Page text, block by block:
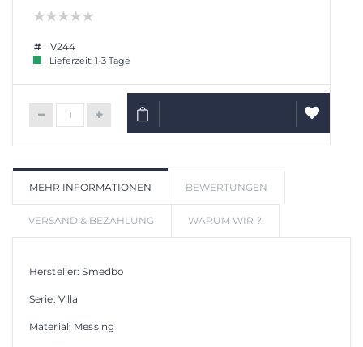
V244
Lieferzeit: 1-3 Tage
IN DEN WARENKORB
MEHR INFORMATIONEN BEWERTUNGEN
VERSAND & BEZAHLUNG WARUM WIR ?
Hersteller: Smedbo
Serie: Villa
Material: Messing